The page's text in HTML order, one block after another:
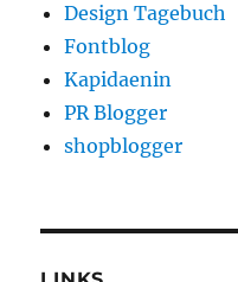
Design Tagebuch
Fontblog
Kapidaenin
PR Blogger
shopblogger